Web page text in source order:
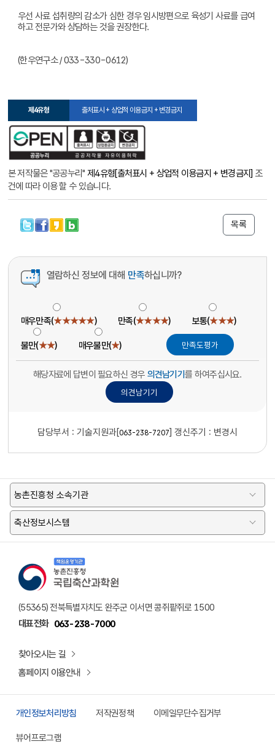
우선 사료 섭취량의 감소가 심한 경우 임시방편으로 육성기 사료를 급여
하고 전문가와 상담하는 것을 권장한다.
(한우연구소 / 033-330-0612)
제4유형 출처표시 + 상업적 이용금지 + 변경금지
본 저작물은 "공공누리" 제4유형[출처표시 + 상업적 이용금지 + 변경금지] 조
건에 따라 이용 할 수 있습니다.
목록
열람하신 정보에 대해 만족하십니까?
매우만족(★★★★★) 만족(★★★★) 보통(★★★)
불만(★★) 매우불만(★)
해당자료에 답변이 필요하신 경우 의견남기기를 하여주십시요.
담당부서 : 기술지원과[063-238-7207] 갱신주기 : 변경시
농촌진흥청 소속기관
축산정보시스템
(55365) 전북특별자치도 완주군 이서면 콩쥐팥쥐로 1500
대표전화 063-238-7000
찾아오시는 길
홈페이지 이용안내
개인정보처리방침 저작권정책 이메일무단수집거부
뷰어프로그램